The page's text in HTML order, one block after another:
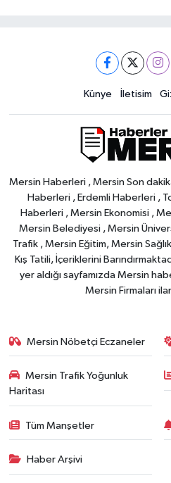
Künye İletisim
Mersin Haberleri , Mersin Son
Haberleri , Erdemli Haberleri ,
Haberleri , Mersin Ekonomisi ,
Mersin Belediyesi , Mersin
Trafik , Mersin Eğitim, Mersin
Kış Tatili, İçeriklerini
yer aldığı sayfamızda Mersin
Mersin Firmaları
Mersin Nöbetçi Eczaneler
Mersin Trafik Yoğunluk
Haritası
Tüm Manşetler
Haber Arşivi